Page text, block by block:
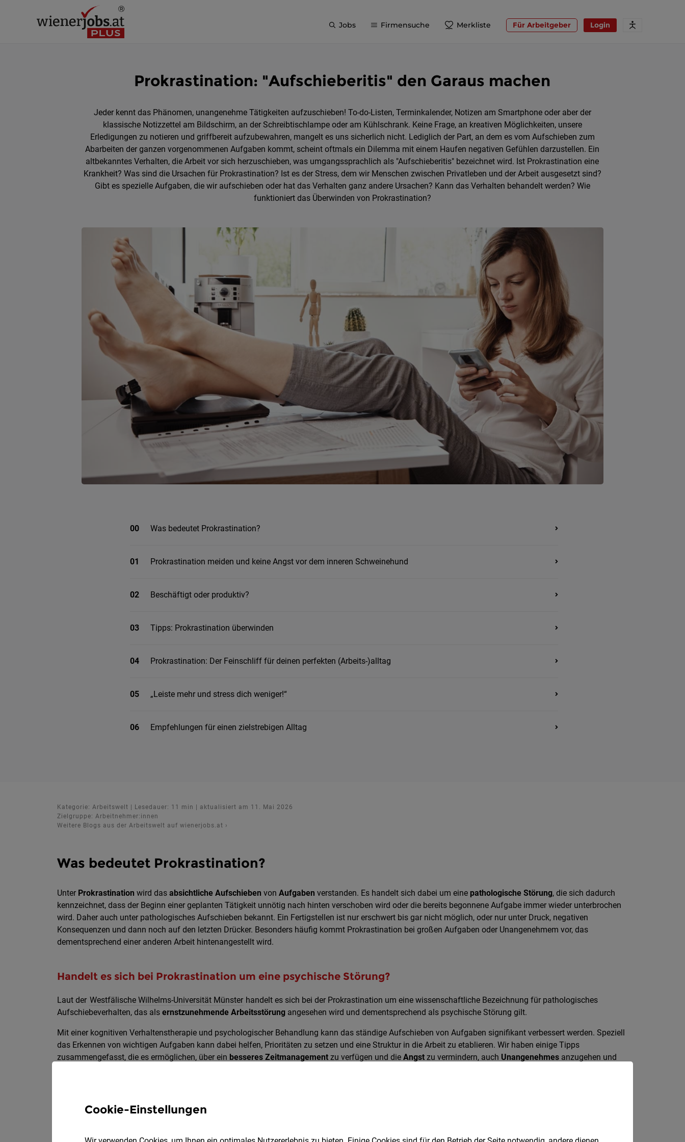
Jobs Firmensuche Merkliste Login
Für Arbeitgeber
Prokrastination: "Aufschieberitis" den Garaus machen
Jeder kennt das Phänomen, unangenehme Tätigkeiten aufzuschieben! To-do-Listen, Terminkalender, Notizen am Smartphone oder aber der
klassische Notizzettel am Bildschirm, an der Schreibtischlampe oder am Kühlschrank. Keine Frage, an kreativen Möglichkeiten, unsere
Erledigungen zu notieren und griffbereit aufzubewahren, mangelt es uns sicherlich nicht. Lediglich der Part, an dem es vom Aufschieben zum
Abarbeiten der ganzen vorgenommenen Aufgaben kommt, scheint oftmals ein Dilemma mit einem Haufen negativen Gefühlen darzustellen. Ein
altbekanntes Verhalten, die Arbeit vor sich herzuschieben, was umgangssprachlich als "Aufschieberitis" bezeichnet wird. Ist Prokrastination eine
Krankheit? Was sind die Ursachen für Prokrastination? Ist es der Stress, dem wir Menschen zwischen Privatleben und der Arbeit ausgesetzt sind?
Gibt es spezielle Aufgaben, die wir aufschieben oder hat das Verhalten ganz andere Ursachen? Kann das Verhalten behandelt werden? Wie
funktioniert das Überwinden von Prokrastination?
00 Was bedeutet Prokrastination?
01 Prokrastination meiden und keine Angst vor dem inneren Schweinehund
02 Beschäftigt oder produktiv?
03 Tipps: Prokrastination überwinden
04 Prokrastination: Der Feinschliff für deinen perfekten (Arbeits-)alltag
05 „Leiste mehr und stress dich weniger!“
06 Empfehlungen für einen zielstrebigen Alltag
Kategorie: Arbeitswelt | Lesedauer: 11 min | aktualisiert am 11. Mai 2026
Zielgruppe: Arbeitnehmer:innen
Weitere Blogs aus der Arbeitswelt auf wienerjobs.at ›
Was bedeutet Prokrastination?
Unter Prokrastination wird das absichtliche Aufschieben von Aufgaben verstanden. Es handelt sich dabei um eine pathologische Störung, die sich dadurch
kennzeichnet, dass der Beginn einer geplanten Tätigkeit unnötig nach hinten verschoben wird oder die bereits begonnene Aufgabe immer wieder unterbrochen
wird. Daher auch unter pathologisches Aufschieben bekannt. Ein Fertigstellen ist nur erschwert bis gar nicht möglich, oder nur unter Druck, negativen
Konsequenzen und dann noch auf den letzten Drücker. Besonders häufig kommt Prokrastination bei großen Aufgaben oder Unangenehmem vor, das
dementsprechend einer anderen Arbeit hintenangestellt wird.
Handelt es sich bei Prokrastination um eine psychische Störung?
Laut der Westfälische Wilhelms-Universität Münster handelt es sich bei der Prokrastination um eine wissenschaftliche Bezeichnung für pathologisches
Aufschiebeverhalten, das als ernstzunehmende Arbeitsstörung angesehen wird und dementsprechend als psychische Störung gilt.
Mit einer kognitiven Verhaltenstherapie und psychologischer Behandlung kann das ständige Aufschieben von Aufgaben signifikant verbessert werden. Speziell
das Erkennen von wichtigen Aufgaben kann dabei helfen, Prioritäten zu setzen und eine Struktur in die Arbeit zu etablieren. Wir haben einige Tipps
zusammengefasst, die es ermöglichen, über ein besseres Zeitmanagement zu verfügen und die Angst zu vermindern, auch Unangenehmes anzugehen und
Cookie-Einstellungen